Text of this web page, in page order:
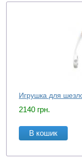
Игрушка для
2140 грн.
В кошик